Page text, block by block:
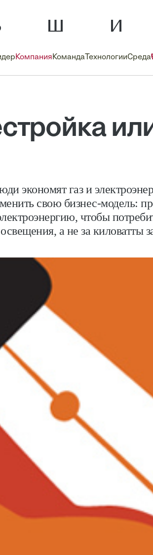
КомпанияКоманда ТехнологииСреда
экономят газ и
свою бизнес-модель:
чтобы
освещения, а не за киловатты